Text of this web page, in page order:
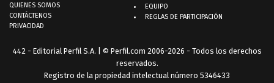
QUIENES SOMOS
CONTÁCTENOS
PRIVACIDAD
EQUIPO
REGLAS DE PARTICIPACIÓN
442 - Editorial Perfil S.A. | © Perfil.com 2006-2026 - Todos los derechos
reservados.
Registro de la propiedad intelectual número 5346433